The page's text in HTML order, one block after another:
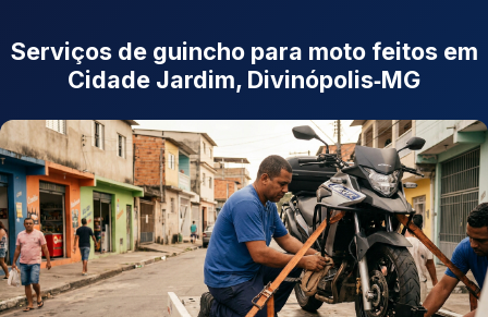
Serviços de guincho para moto feitos em
Cidade Jardim, Divinópolis‑MG